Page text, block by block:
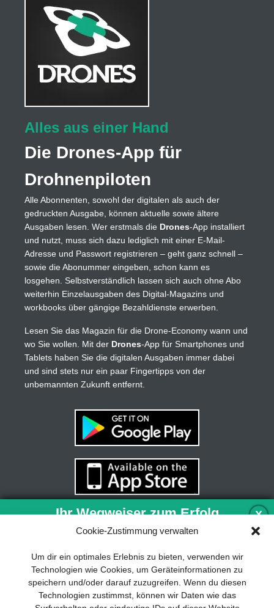
Cookie-Zustimmung verwalten
Um dir ein optimales Erlebnis zu bieten, verwenden wir
Technologien wie Cookies, um Geräteinformationen zu
speichern und/oder darauf zuzugreifen. Wenn du diesen
Technologien zustimmst, können wir Daten wie das
Alles aus einer Hand
Die Drones-App für
Drohnenpiloten
Alle Abonnenten, sowohl der digitalen als auch der
gedruckten Ausgabe, können aktuelle sowie ältere
Ausgaben lesen. Wer erstmals die Drones-App installiert
und nutzt, muss sich dazu lediglich mit einer E-Mail-
Adresse und Passwort registrieren – geht ganz schnell –
sowie die Abonummer eingeben, schon kann es
losgehen. Selbstverständlich lassen sich auch ohne Abo
weiterhin Einzelausgaben des Digital-Magazins und
workbooks über gängige Bezahldienste erwerben.
Lesen Sie das Magazin für die Drone-Economy wann und
wo Sie wollen. Mit der Drones-App für Smartphones und
Tablets haben Sie die digitalen Ausgaben immer dabei
und sind stets nur ein paar Fingertipps von der
unbemannten Zukunft entfernt.
X
Ihr Wegweiser zum Erfolg
nachhaltigen Geschäftsmodells sind für
jedes Unternehmen unverzichtbar. Das
Business Model Canvas hilft, sich dabei
auf das Wesentliche zu konzentrieren